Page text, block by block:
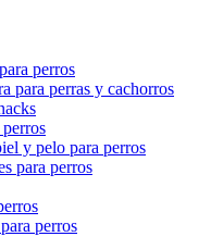
perros
para perras y cachorros
y pelo para perros
para perros
perros